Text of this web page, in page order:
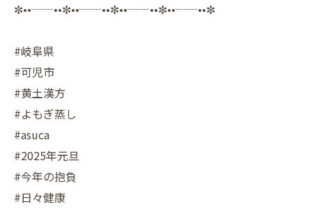
✼••┈┈••✼••┈┈••✼••┈┈••✼••┈┈••✼
#岐阜県
#可児市
#黄土漢方
#よもぎ蒸し
#asuca
#2025年元旦
#今年の抱負
#日々健康